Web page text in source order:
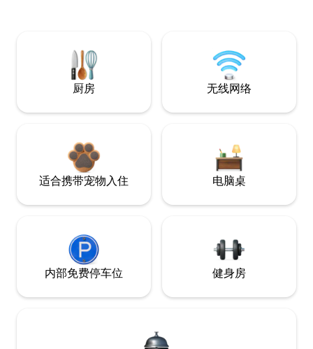
厨房 无线网络
适合携带宠物入住 电脑桌
内部免费停车位 健身房